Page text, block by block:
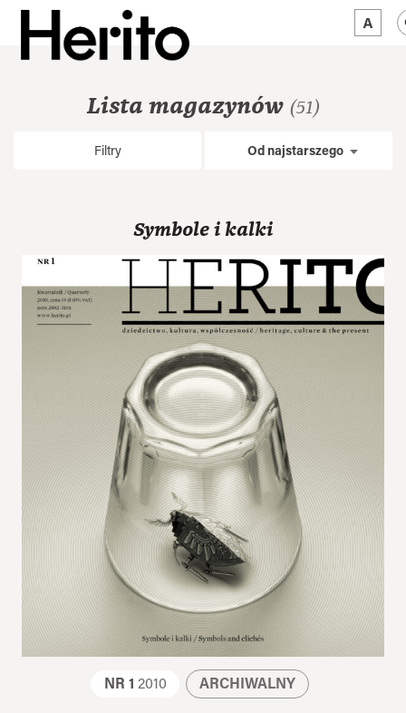
MAMY NA OKULista magazynów (51)
Filtry Od najstarszego
Symbole i kalki
NR 1 2010 ARCHIWALNY